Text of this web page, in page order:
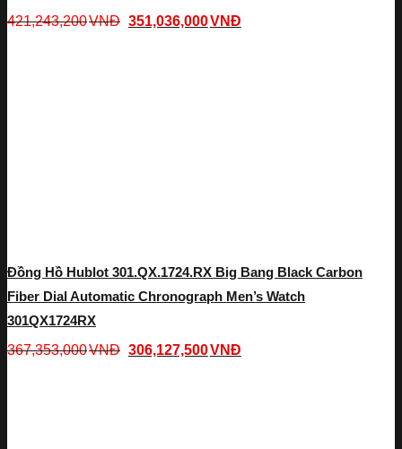
421,243,200VNĐ 351,036,000VNĐ
Đồng Hồ Hublot 301.QX.1724.RX Big Bang Black Carbon
Fiber Dial Automatic Chronograph Men’s Watch
301QX1724RX
367,353,000VNĐ 306,127,500VNĐ